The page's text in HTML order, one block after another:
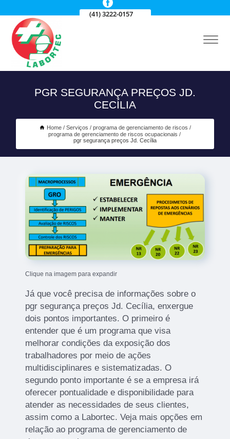
(41) 3222-0157
PGR SEGURANÇA PREÇOS JD.
CECÍLIA
Home Serviços
programa de gerenciamento de riscos
programa de gerenciamento de riscos ocupacionais
pgr segurança preços Jd. Cecília
Clique na imagem para expandir
Já que você precisa de informações sobre o
pgr segurança preços Jd. Cecília, enxergue
dois pontos importantes. O primeiro é
entender que é um programa que visa
melhorar condições da exposição dos
trabalhadores por meio de ações
multidisciplinares e sistematizadas. O
segundo ponto importante é se a empresa irá
oferecer pontualidade e disponibilidade para
atender as necessidades de seus clientes,
assim como a Labortec. Veja mais opções em
relação ao programa de gerenciamento de